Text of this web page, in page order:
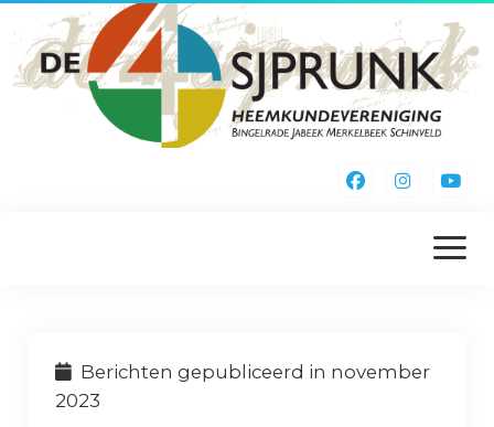
menu
openen
Kieke Noa Vreuger
Berichten gepubliceerd in november
2023